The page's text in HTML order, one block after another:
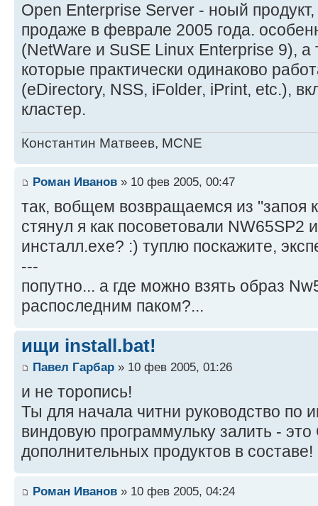
Open Enterprise Server - ноый
продаже в феврале 2005 года.
(NetWare и SuSE Linux Enterprise 9),
которые практически одинаково
(eDirectory, NSS, iFolder, iPrint, etc.),
кластер.
Константин Матвеев, MCNE
Роман Иванов » 10 фев 2005, 00:47
так, вобщем возвращаемся из "запоя
стянул я как посоветовали NW65SP2
инсталл.exe? :) туплю поскажите,
---
попутно... а где можно взять образ
распоследним паком?...
ищи install.bat!
Павел Гарбар » 10 фев 2005, 01:26
и не торопись!
Ты для начала читни руководство по
виндовую программульку залить -
дополнительных продуктов в составе!
Роман Иванов » 10 фев 2005, 04:24